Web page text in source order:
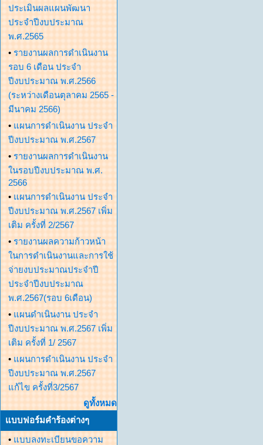
ประเมินผลแผนพัฒนา
ประจำปีงบประมาณ
พ.ศ.2565
• รายงานผลการดำเนินงาน
รอบ 6 เดือน ประจำ
ปีงบประมาณ พ.ศ.2566
(ระหว่างเดือนตุลาคม 2565 -
มีนาคม 2566)
• แผนการดำเนินงาน ประจำ
ปีงบประมาณ พ.ศ.2567
• รายงานผลการดำเนินงาน
ในรอบปีงบประมาณ พ.ศ.
2566
• แผนการดำเนินงาน ประจำ
ปีงบประมาณ พ.ศ.2567 เพิ่ม
เติม ครั้งที่ 2/2567
• รายงานผลความก้าวหน้า
ในการดำเนินงานและการใช้
จ่ายงบประมาณประจำปี
ประจำปีงบประมาณ
พ.ศ.2567(รอบ 6เดือน)
• แผนดำเนินงาน ประจำ
ปีงบประมาณ พ.ศ.2567 เพิ่ม
เติม ครั้งที่ 1/ 2567
• แผนการดำเนินงาน ประจำ
ปีงบประมาณ พ.ศ.2567
แก้ไข ครั้งที่3/2567
ดูทั้งหมด
แบบฟอร์มคำร้องต่างๆ
• แบบลงทะเบียนขอความ